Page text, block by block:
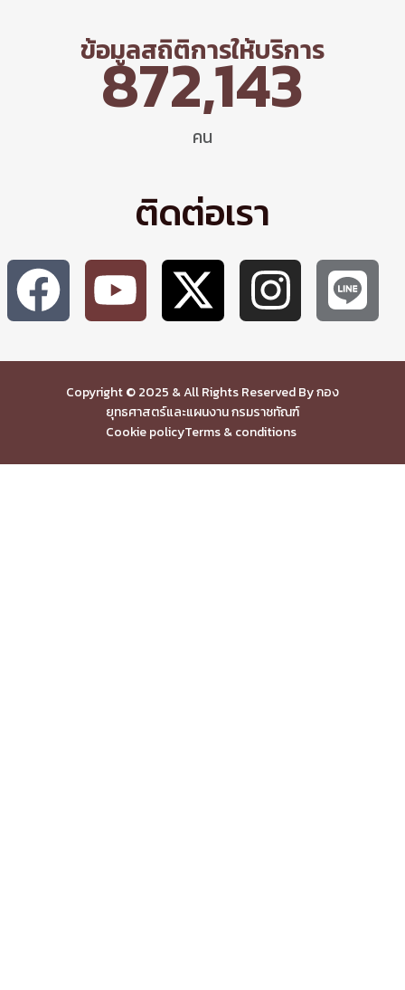
ข้อมูลสถิติการให้บริการ
คน
872,143
ติดต่อเรา
Copyright © 2025 & All Rights Reserved By กอง
ยุทธศาสตร์และแผนงาน กรมราชทัณฑ์
Cookie policyTerms & conditions